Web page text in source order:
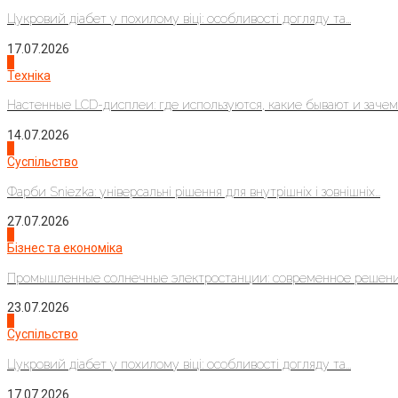
Цукровий діабет у похилому віці: особливості догляду та...
17.07.2026
Техніка
Настенные LCD-дисплеи: где используются, какие бывают и
14.07.2026
Суспільство
Фарби Sniezka: універсальні рішення для внутрішніх і зовнішніх...
27.07.2026
Бізнес та економіка
Промышленные солнечные электростанции: современное
23.07.2026
Суспільство
Цукровий діабет у похилому віці: особливості догляду та...
17.07.2026